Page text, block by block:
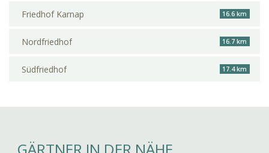
Friedhof Karnap 16.6 km
Nordfriedhof 16.7 km
Südfriedhof 17.4 km